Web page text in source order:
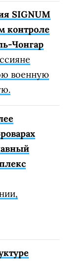
SIGNUM
контроле
Чонгар
военную